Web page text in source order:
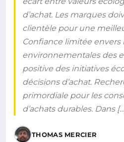
d’achat. Les marques
clientèle pour une
Confiance limitée envers
environnementales des
positive des initiatives
décisions d’achat.
primordiale pour les
d’achats durables. Dans
THOMAS MERCIER